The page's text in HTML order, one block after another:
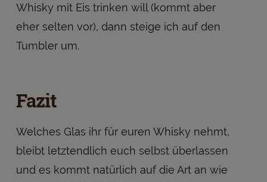
Whisky mit Eis trinken will (kommt aber
eher selten vor), dann steige ich auf den
Tumbler um.
Fazit
Welches Glas ihr für euren Whisky nehmt,
bleibt letztendlich euch selbst überlassen
und es kommt natürlich auf die Art an wie